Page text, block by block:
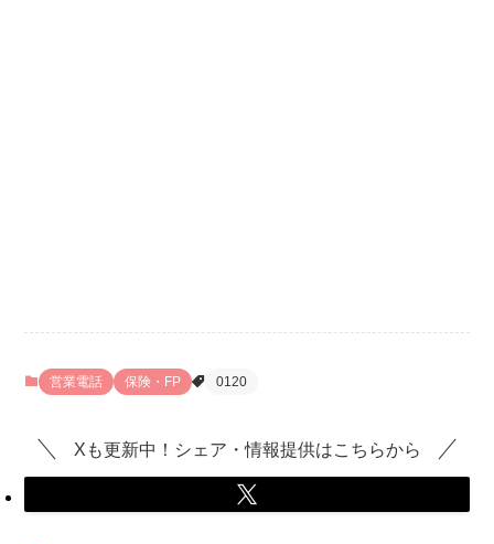
営業電話 保険・FP 0120
Xも更新中！シェア・情報提供はこちらから